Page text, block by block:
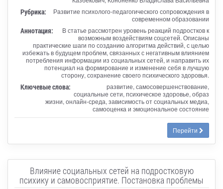
Рубрика:
Развитие психолого-педагогического сопровождения в
современном образовании
Аннотация:
В статье рассмотрен уровень реакций подростков к
возможным воздействиям соцсетей. Описаны
практические шаги по созданию алгоритма действий, с целью
избежать в будущем проблем, связанных с негативным влиянием
потребления информации из социальных сетей, и направить их
потенциал на формирование и изменение себя в лучшую
сторону, сохранение своего психического здоровья.
Ключевые слова:
развитие, самосовершенствование,
социальные сети, психическое здоровье, образ
жизни, онлайн-среда, зависимость от социальных медиа,
самооценка и эмоциональное состояние
Перейти
Влияние социальных сетей на подростковую
психику и самовосприятие. Постановка проблемы